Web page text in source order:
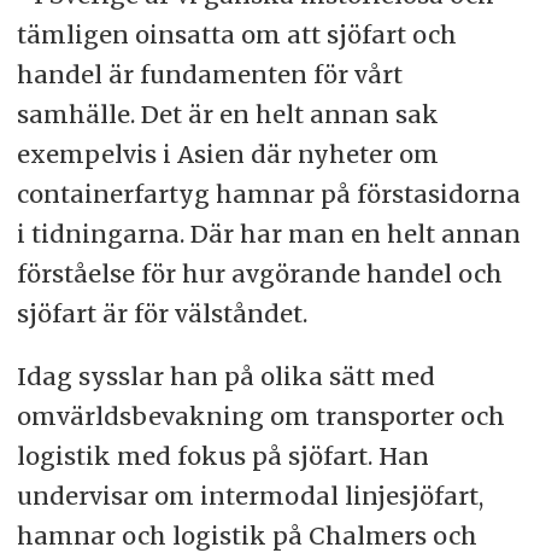
tämligen oinsatta om att sjöfart och
handel är fundamenten för vårt
samhälle. Det är en helt annan sak
exempelvis i Asien där nyheter om
containerfartyg hamnar på förstasidorna
i tidningarna. Där har man en helt annan
förståelse för hur avgörande handel och
sjöfart är för välståndet.
Idag sysslar han på olika sätt med
omvärldsbevakning om transporter och
logistik med fokus på sjöfart. Han
undervisar om intermodal linjesjöfart,
hamnar och logistik på Chalmers och